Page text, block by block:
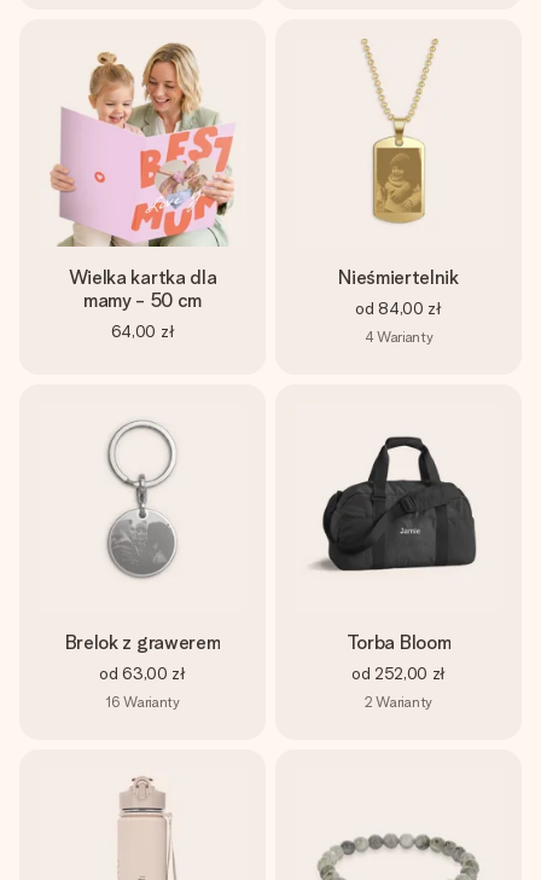
Wielka kartka dla
mamy - 50 cm
64,00 zł
Nieśmiertelnik
od 84,00 zł
4Warianty
Brelok z grawerem
od 63,00 zł
16 Warianty
Torba Bloom
od 252,00 zł
2 Warianty